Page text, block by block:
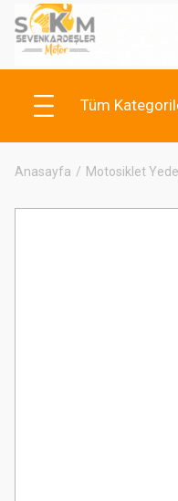
Tüm
Anasayfa Motosiklet